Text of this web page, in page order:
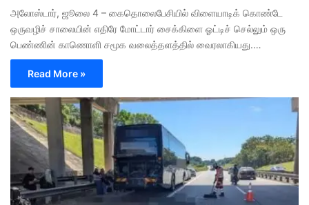
அலோஸ்டார், ஜூலை 4 – கைதொலைபேசியில் விளையாடிக் கொண்டே
ஒருவழிச் சாலையின் எதிரே மோட்டார் சைக்கிளை ஓட்டிச் செல்லும் ஒரு
பெண்ணின் காணொளி சமூக வலைத்தளத்தில் வைரலாகியது.…
Read More »